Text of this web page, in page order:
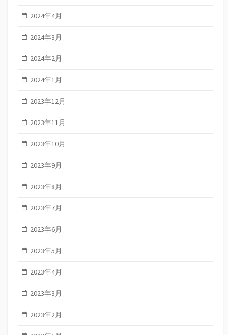
2024年4月
2024年3月
2024年2月
2024年1月
2023年12月
2023年11月
2023年10月
2023年9月
2023年8月
2023年7月
2023年6月
2023年5月
2023年4月
2023年3月
2023年2月